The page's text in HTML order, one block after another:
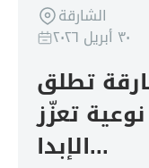
الشارقة
٣٠ أبريل ٢٠٢٦
تطلق
تعزّز
الإبدا...